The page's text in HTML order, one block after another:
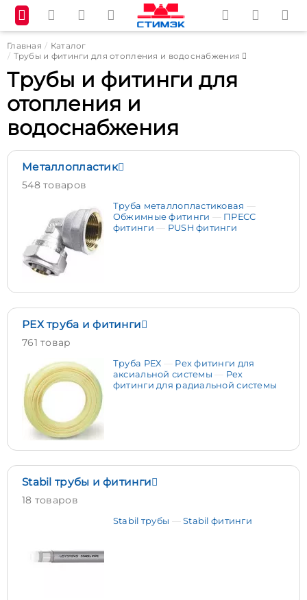
Главная
Каталог
Трубы и фитинги для отопления и водоснабжения
Трубы и фитинги для
отопления и
водоснабжения
Металлопластик
548 товаров
Труба металлопластиковая
Обжимные фитинги
ПРЕСС
фитинги
PUSH фитинги
РЕХ труба и фитинги
761 товар
Труба РЕХ
Pex фитинги для
аксиальной системы
Pex
фитинги для радиальной системы
Stabil трубы и фитинги
18 товаров
Stabil трубы Stabil фитинги